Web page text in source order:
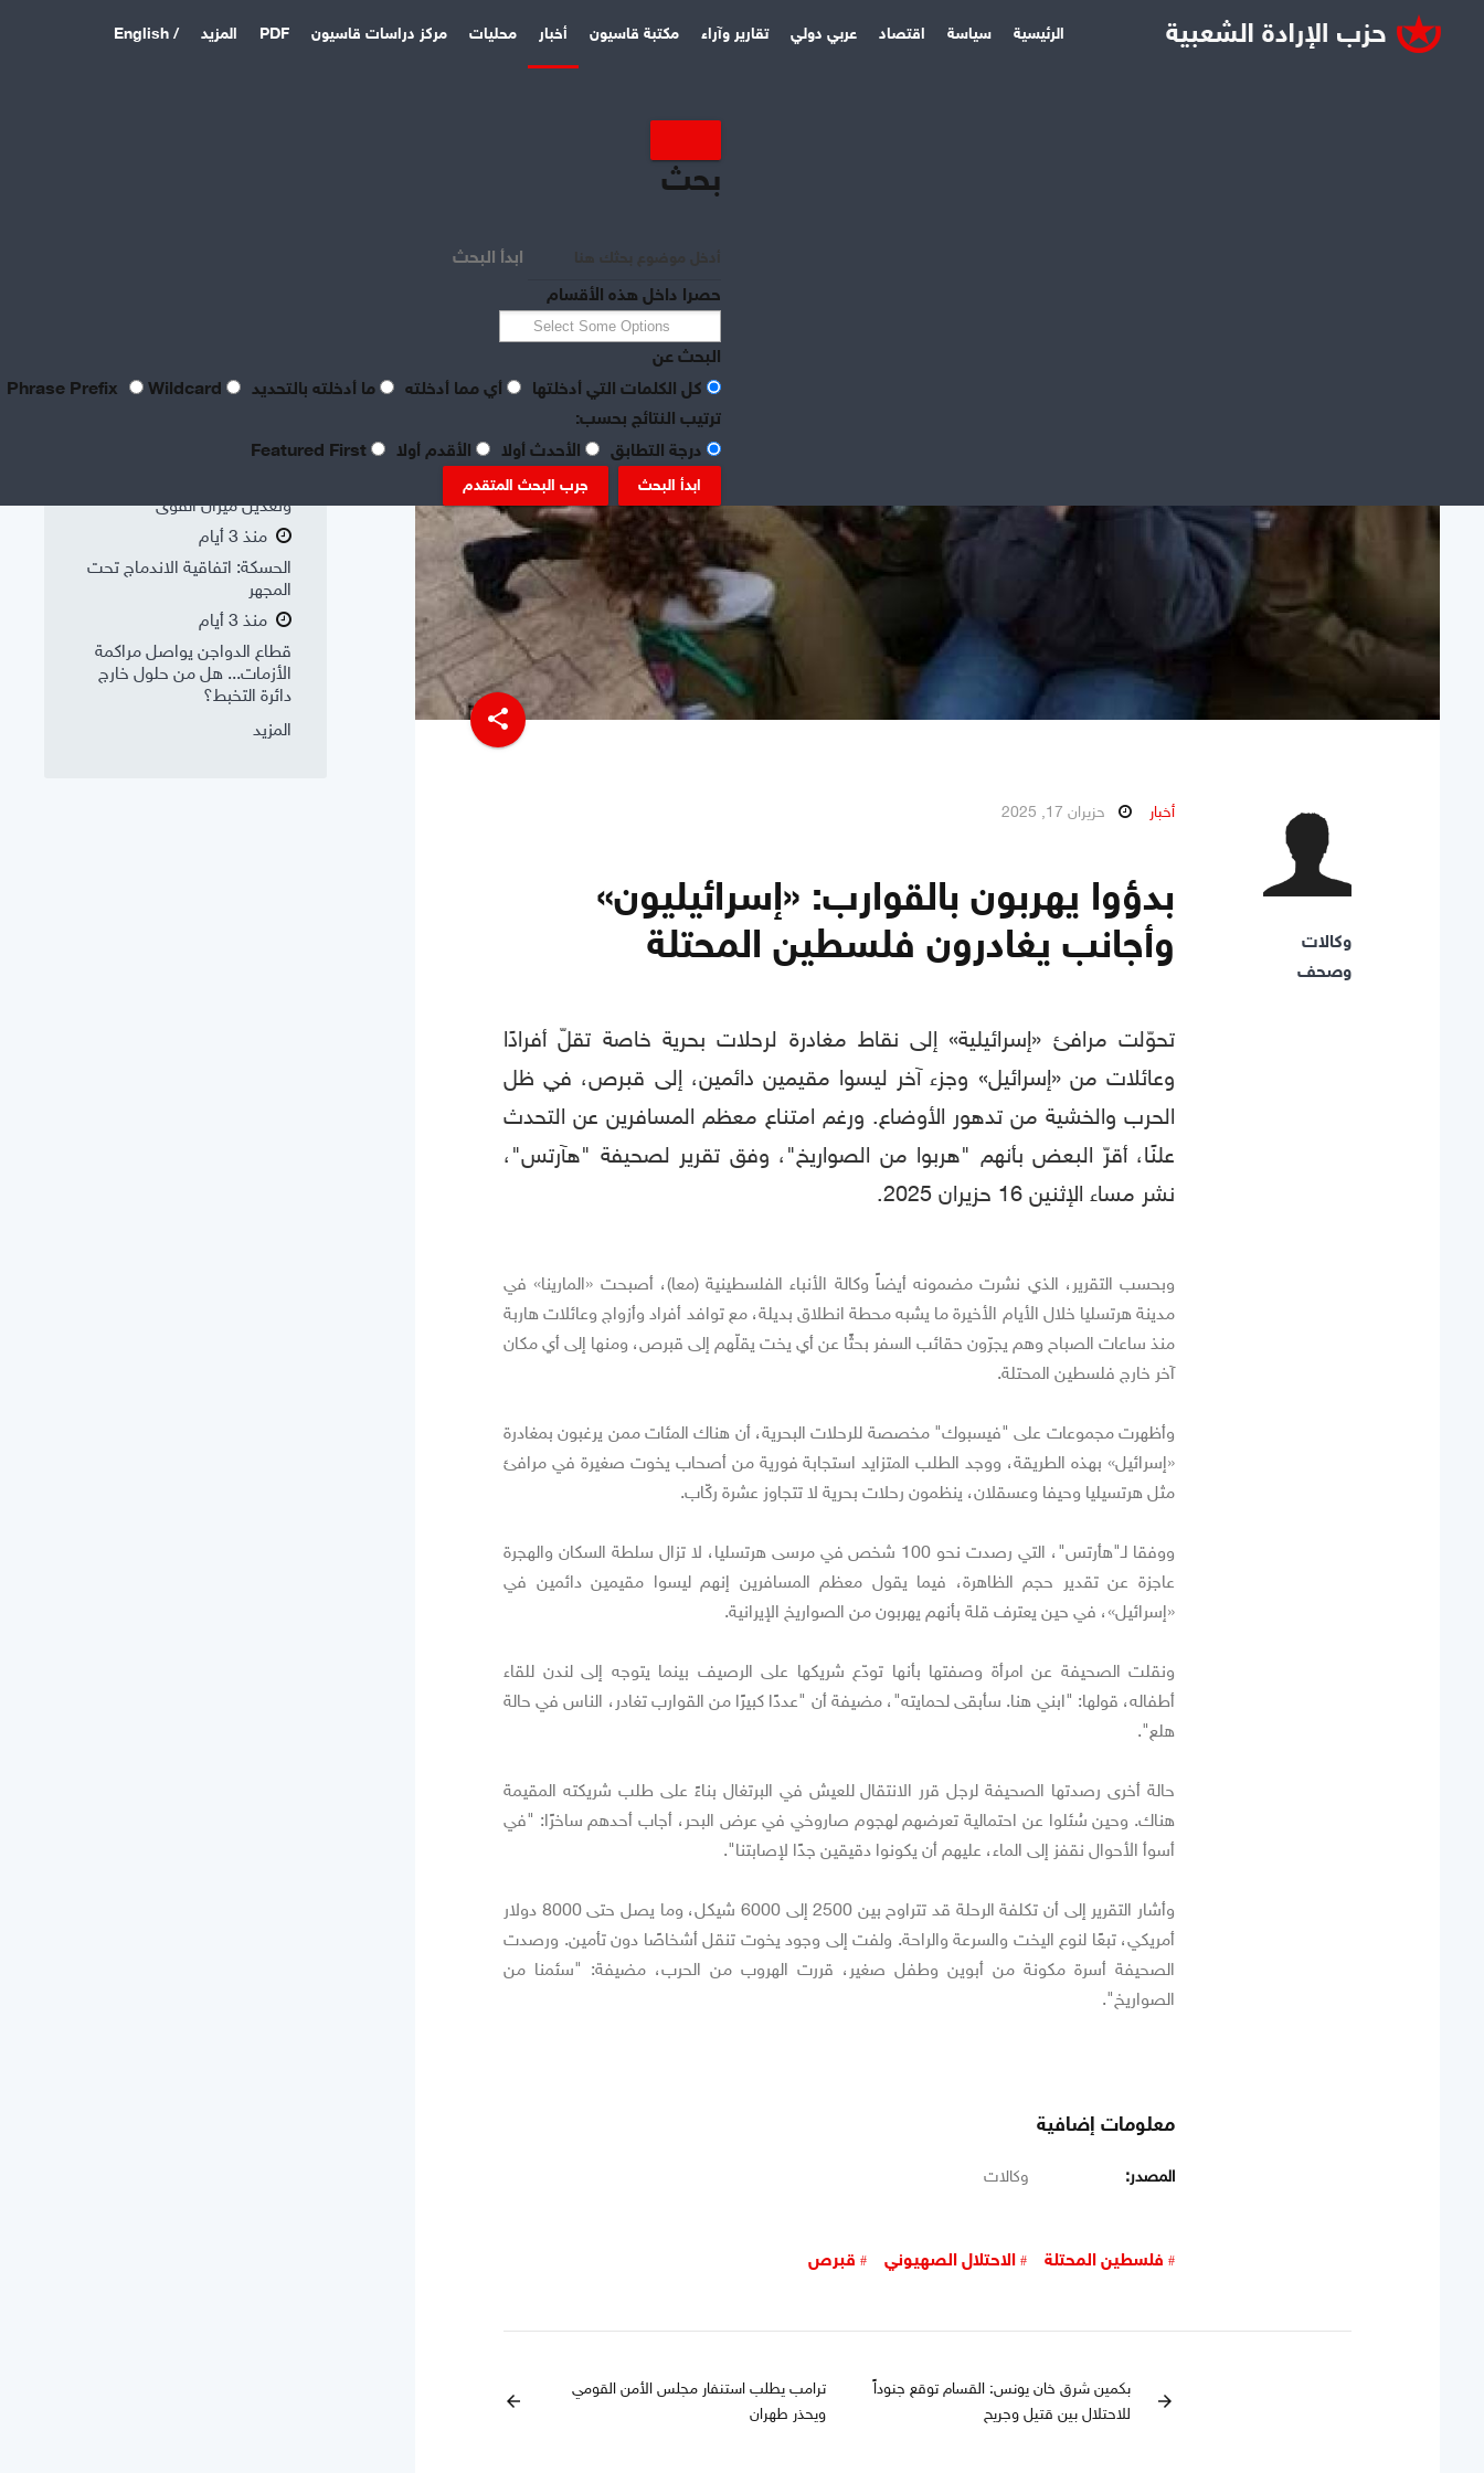
الرئيسية سياسة اقتصاد عربي دولي تقارير وآراء مكتبة قاسيون أخبار محليات مركز دراسات قاسيون PDF المزيد / English
بحث
ابدأ البحث
حصرا داخل هذه الأقسام
البحث عن
كل الكلمات التي أدخلتها
أي مما أدخلته ما أدخلته بالتحديد
Wildcard
ترتيب النتائج بحسب:
درجة التطابق
الأحدث أولا الأقدم أولا
ابدأ البحث جرب البحث المتقدم
share
وكالات
وصحف
أخبار حزيران 17, 2025
بدؤوا يهربون بالقوارب: «إسرائيليون»
وأجانب يغادرون فلسطين المحتلة
تحوّلت مرافئ «إسرائيلية» إلى نقاط مغادرة لرحلات بحرية خاصة تقلّ أفرادًا
وعائلات من «إسرائيل» وجزء آخر ليسوا مقيمين دائمين، إلى قبرص، في ظل
الحرب والخشية من تدهور الأوضاع. ورغم امتناع معظم المسافرين عن التحدث
علنًا، أقرّ البعض بأنهم "هربوا من الصواريخ"، وفق تقرير لصحيفة "هآرتس"،
نشر مساء الإثنين 16 حزيران 2025.
وبحسب التقرير، الذي نشرت مضمونه أيضاً وكالة الأنباء الفلسطينية (معا)، أصبحت «المارينا» في
مدينة هرتسليا خلال الأيام الأخيرة ما يشبه محطة انطلاق بديلة، مع توافد أفراد وأزواج وعائلات هاربة
منذ ساعات الصباح وهم يجرّون حقائب السفر بحثًا عن أي يخت يقلّهم إلى قبرص، ومنها إلى أي مكان
آخر خارج فلسطين المحتلة.
وأظهرت مجموعات على "فيسبوك" مخصصة للرحلات البحرية، أن هناك المئات ممن يرغبون بمغادرة
«إسرائيل» بهذه الطريقة، ووجد الطلب المتزايد استجابة فورية من أصحاب يخوت صغيرة في مرافئ
مثل هرتسيليا وحيفا وعسقلان، ينظمون رحلات بحرية لا تتجاوز عشرة ركّاب.
ووفقا لـ"هأرتس"، التي رصدت نحو 100 شخص في مرسى هرتسليا، لا تزال سلطة السكان والهجرة
عاجزة عن تقدير حجم الظاهرة، فيما يقول معظم المسافرين إنهم ليسوا مقيمين دائمين في
«إسرائيل»، في حين يعترف قلة بأنهم يهربون من الصواريخ الإيرانية.
ونقلت الصحيفة عن امرأة وصفتها بأنها تودّع شريكها على الرصيف بينما يتوجه إلى لندن للقاء
أطفاله، قولها: "ابني هنا. سأبقى لحمايته"، مضيفة أن "عددًا كبيرًا من القوارب تغادر، الناس في حالة
هلع".
حالة أخرى رصدتها الصحيفة لرجل قرر الانتقال للعيش في البرتغال بناءً على طلب شريكته المقيمة
هناك. وحين سُئلوا عن احتمالية تعرضهم لهجوم صاروخي في عرض البحر، أجاب أحدهم ساخرًا: "في
أسوأ الأحوال نقفز إلى الماء، عليهم أن يكونوا دقيقين جدًا لإصابتنا".
وأشار التقرير إلى أن تكلفة الرحلة قد تتراوح بين 2500 إلى 6000 شيكل، وما يصل حتى 8000 دولار
أمريكي، تبعًا لنوع اليخت والسرعة والراحة. ولفت إلى وجود يخوت تنقل أشخاصًا دون تأمين. ورصدت
الصحيفة أسرة مكونة من أبوين وطفل صغير، قررت الهروب من الحرب، مضيفة: "سئمنا من
الصواريخ".
معلومات إضافية
المصدر: وكالات
فلسطين المحتلة الاحتلال الصهيوني قبرص
arrow_forward
بكمين شرق خان يونس: القسام توقع جنوداً
للاحتلال بين قتيل وجريح
ترامب يطلب استنفار مجلس الأمن القومي
ويحذر طهران
arrow_back
واقع الصناعة النسيجية
السورية: «عن جد نزعتا»
تنظيم العمال: ضرورة
وتعديل ميزان القوى
منذ 3 أيام
الحسكة: اتفاقية الاندماج تحت
المجهر
منذ 3 أيام
قطاع الدواجن يواصل مراكمة
الأزمات... هل من حلول خارج
دائرة التخبط؟
المزيد